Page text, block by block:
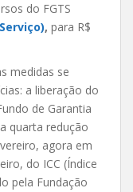
do FGTS
), para R$
medidas se
a liberação do
de Garantia
quarta redução
agora em
do ICC (Índice
pela Fundação